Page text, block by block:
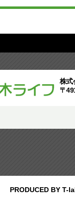
株
〒
PRODUCED BY T-